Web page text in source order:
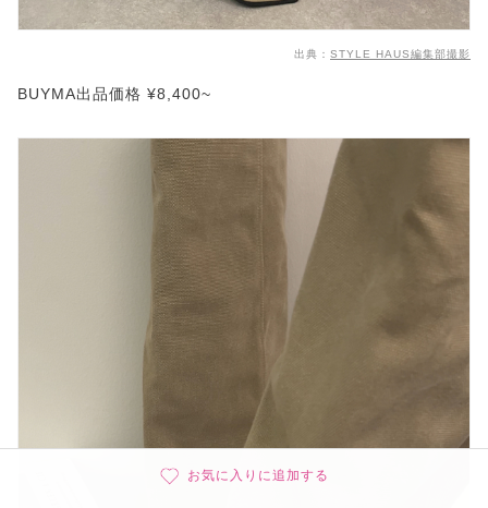
出典： STYLE HAUS編集部撮影
BUYMA出品価格 ¥8,400~
お気に入りに追加する